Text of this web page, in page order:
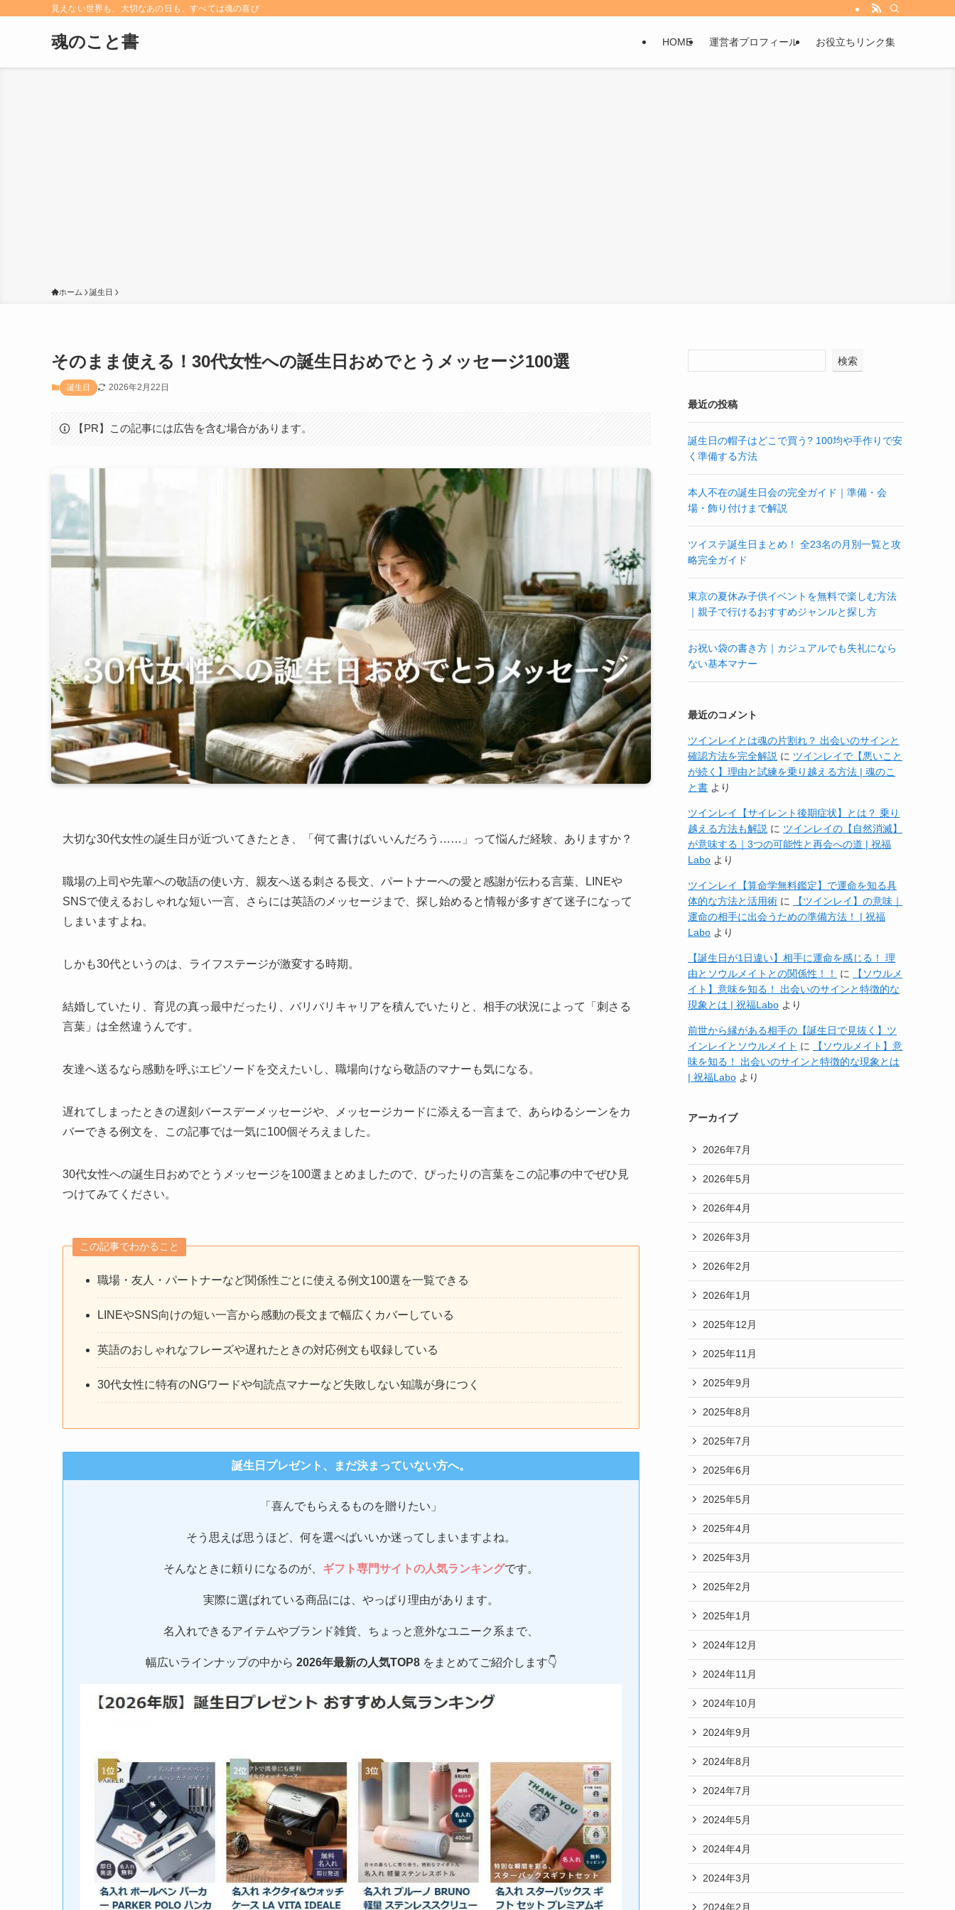
見えない世界も、大切なあの日も、すべては魂の喜び
魂のこと書 HOME 運営者プロフィール お役立ちリンク集
ホーム 誕生日
そのまま使える！30代女性への誕生日おめでとうメッセージ100選
誕生日 2026年2月22日
【PR】この記事には広告を含む場合があります。
大切な30代女性の誕生日が近づいてきたとき、「何て書けばいいんだろう……」って悩んだ経験、ありますか？
職場の上司や先輩への敬語の使い方、親友へ送る刺さる長文、パートナーへの愛と感謝が伝わる言葉、LINEや
SNSで使えるおしゃれな短い一言、さらには英語のメッセージまで、探し始めると情報が多すぎて迷子になって
しまいますよね。
しかも30代というのは、ライフステージが激変する時期。
結婚していたり、育児の真っ最中だったり、バリバリキャリアを積んでいたりと、相手の状況によって「刺さる
言葉」は全然違うんです。
友達へ送るなら感動を呼ぶエピソードを交えたいし、職場向けなら敬語のマナーも気になる。
遅れてしまったときの遅刻バースデーメッセージや、メッセージカードに添える一言まで、あらゆるシーンをカ
バーできる例文を、この記事では一気に100個そろえました。
30代女性への誕生日おめでとうメッセージを100選まとめましたので、ぴったりの言葉をこの記事の中でぜひ見
つけてみてください。
この記事でわかること
職場・友人・パートナーなど関係性ごとに使える例文100選を一覧できる
LINEやSNS向けの短い一言から感動の長文まで幅広くカバーしている
英語のおしゃれなフレーズや遅れたときの対応例文も収録している
30代女性に特有のNGワードや句読点マナーなど失敗しない知識が身につく
誕生日プレゼント、まだ決まっていない方へ。
「喜んでもらえるものを贈りたい」
そう思えば思うほど、何を選べばいいか迷ってしまいますよね。
そんなときに頼りになるのが、 ギフト専門サイトの人気ランキングです。
実際に選ばれている商品には、やっぱり理由があります。
名入れできるアイテムやブランド雑貨、ちょっと意外なユニーク系まで、
幅広いラインナップの中から 2026年最新の人気TOP8をまとめてご紹介します👇
検索
最近の投稿
誕生日の帽子はどこで買う? 100均や手作りで安
く準備する方法
本人不在の誕生日会の完全ガイド｜準備・会
場・飾り付けまで解説
ツイステ誕生日まとめ！ 全23名の月別一覧と攻
略完全ガイド
東京の夏休み子供イベントを無料で楽しむ方法
｜親子で行けるおすすめジャンルと探し方
お祝い袋の書き方｜カジュアルでも失礼になら
ない基本マナー
最近のコメント
ツインレイとは魂の片割れ？ 出会いのサインと
確認方法を完全解説 に ツインレイで【悪いこと
が続く】理由と試練を乗り越える方法 | 魂のこ
と書 より
ツインレイ【サイレント後期症状】とは？ 乗り
越える方法も解説 に ツインレイの【自然消滅】
が意味する｜3つの可能性と再会への道 | 祝福
Labo より
ツインレイ【算命学無料鑑定】で運命を知る具
体的な方法と活用術 に
【ツインレイ】の意味｜
運命の相手に出会うための準備方法！ | 祝福
Labo より
【誕生日が1日違い】相手に運命を感じる！ 理
由とソウルメイトとの関係性！！
に
【ソウルメ
イト】意味を知る！ 出会いのサインと特徴的な
現象とは | 祝福Labo より
前世から縁がある相手の【誕生日で見抜く】ツ
インレイとソウルメイト に
【ソウルメイト】意
味を知る！ 出会いのサインと特徴的な現象とは
| 祝福Labo より
アーカイブ
2026年7月
2026年5月
2026年4月
2026年3月
2026年2月
2026年1月
2025年12月
2025年11月
2025年9月
2025年8月
2025年7月
2025年6月
2025年5月
2025年4月
2025年3月
2025年2月
2025年1月
2024年12月
2024年11月
2024年10月
2024年9月
2024年8月
2024年7月
2024年5月
2024年4月
2024年3月
2024年2月